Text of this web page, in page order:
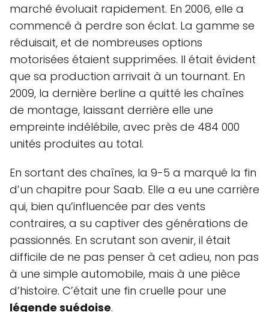
marché évoluait rapidement. En 2006, elle a
commencé à perdre son éclat. La gamme se
réduisait, et de nombreuses options
motorisées étaient supprimées. Il était évident
que sa production arrivait à un tournant. En
2009, la dernière berline a quitté les chaînes
de montage, laissant derrière elle une
empreinte indélébile, avec près de 484 000
unités produites au total.
En sortant des chaînes, la 9-5 a marqué la fin
d’un chapitre pour Saab. Elle a eu une carrière
qui, bien qu’influencée par des vents
contraires, a su captiver des générations de
passionnés. En scrutant son avenir, il était
difficile de ne pas penser à cet adieu, non pas
à une simple automobile, mais à une pièce
d’histoire. C’était une fin cruelle pour une
légende suédoise.